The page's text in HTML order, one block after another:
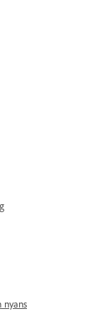
nyans